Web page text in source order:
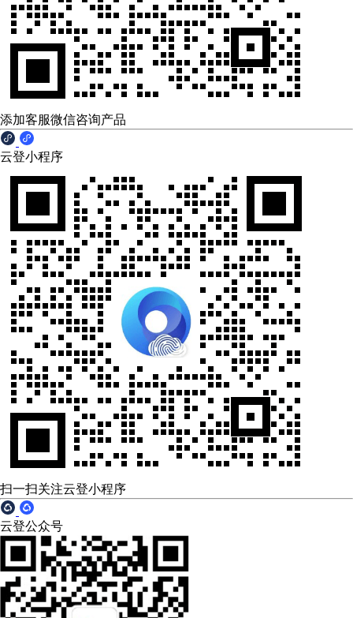
添加客服微信咨询产品
云登小程序
扫一扫关注云登小程序
云登公众号